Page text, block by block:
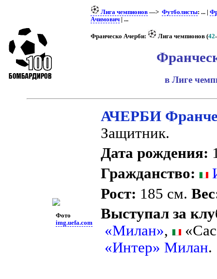
Лига чемпионов —>Футболисты: ... |
Ачимович | ...
Франческо Ачерби: Лига чемпионов (42
в Лиге
Фото
img.uefa.com
АЧЕРБИ
Защитник.
Дата рождения:
Гражданство:
Рост: 185 см.
Выступал за
«Милан»,
«Интер» Милан.